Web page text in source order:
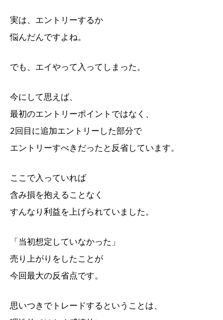
実は、エントリーするか
悩んだんですよね。
でも、エイやって入ってしまった。
今にして思えば、
最初のエントリーポイントではなく、
2回目に追加エントリーした部分で
エントリーすべきだったと反省しています。
ここで入っていれば
含み損を抱えることなく
すんなり利益を上げられていました。
「当初想定していなかった」
売り上がりをしたことが
今回最大の反省点です。
思いつきでトレードするということは、